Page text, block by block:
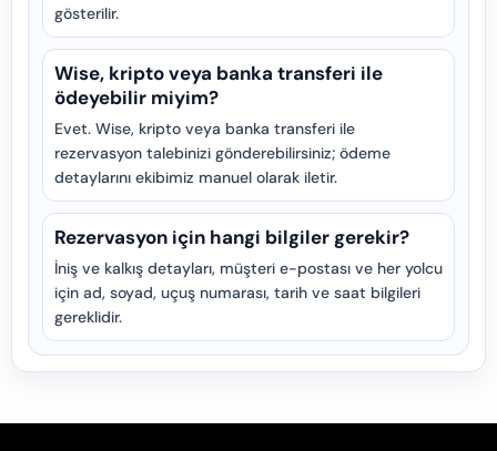
gösterilir.
Wise, kripto veya banka transferi ile
ödeyebilir miyim?
Evet. Wise, kripto veya banka transferi ile
rezervasyon talebinizi gönderebilirsiniz; ödeme
detaylarını ekibimiz manuel olarak iletir.
Rezervasyon için hangi bilgiler gerekir?
İniş ve kalkış detayları, müşteri e-postası ve her yolcu
için ad, soyad, uçuş numarası, tarih ve saat bilgileri
gereklidir.